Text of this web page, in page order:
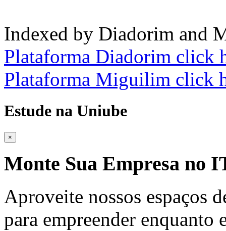
Indexed by Diadorim and
Plataforma Diadorim click
Plataforma Miguilim click
Estude na Uniube
×
Monte Sua Empresa no
Aproveite nossos espaços
para empreender enquanto